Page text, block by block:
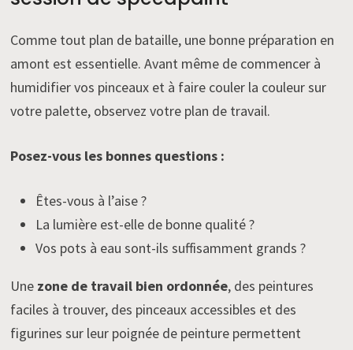
Comme tout plan de bataille, une bonne préparation en
amont est essentielle. Avant même de commencer à
humidifier vos pinceaux et à faire couler la couleur sur
votre palette, observez votre plan de travail.
Posez-vous les bonnes questions :
Êtes-vous à l’aise ?
La lumière est-elle de bonne qualité ?
Vos pots à eau sont-ils suffisamment grands ?
Une zone de travail bien ordonnée, des peintures
faciles à trouver, des pinceaux accessibles et des
figurines sur leur poignée de peinture permettent